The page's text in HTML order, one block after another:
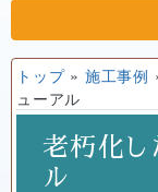
トップ» 施工事例
ューアル
老朽化し
ル